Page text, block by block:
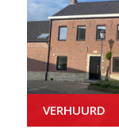
VERHUURD